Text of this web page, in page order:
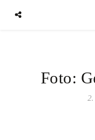
Foto:
2.